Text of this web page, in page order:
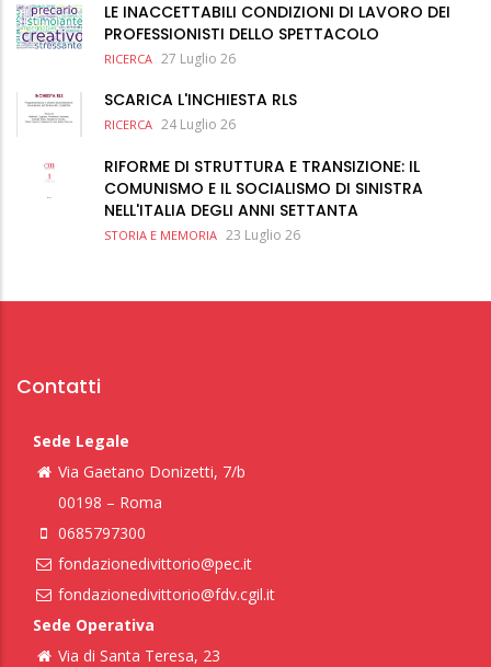
LE INACCETTABILI CONDIZIONI DI LAVORO DEI
PROFESSIONISTI DELLO SPETTACOLO
RICERCA 27 Luglio 26
SCARICA L'INCHIESTA RLS
RICERCA 24 Luglio 26
RIFORME DI STRUTTURA E TRANSIZIONE: IL
COMUNISMO E IL SOCIALISMO DI SINISTRA
NELL'ITALIA DEGLI ANNI SETTANTA
STORIA E MEMORIA 23 Luglio 26
Contatti
Sede Legale
Via Gaetano Donizetti, 7/b
00198 – Roma
0685797300
fondazionedivittorio@pec.it
fondazionedivittorio@fdv.cgil.it
Sede Operativa
Via di Santa Teresa, 23